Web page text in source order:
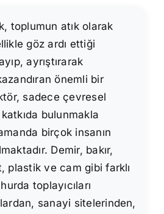
toplumun atık olarak
göz ardı ettiği
ayrıştırarak
önemli bir
sadece çevresel
bulunmakla
birçok insanın
Demir, bakır,
plastik ve cam gibi farklı
toplayıcıları
sanayi sitelerinden,